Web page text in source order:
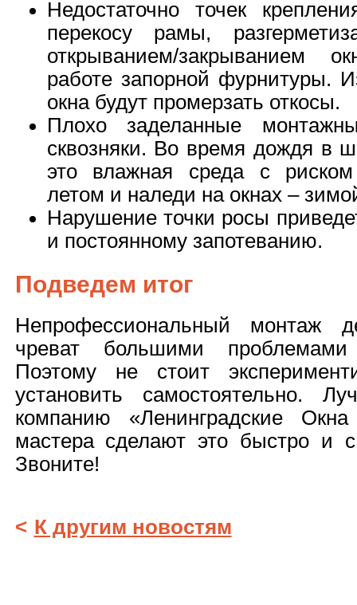
Недостаточно точек
перекосу рамы,
открыванием/закрыванием
работе запорной фурнитуры.
окна будут промерзать откосы.
Плохо заделанные
сквозняки. Во время дождя в
это влажная среда с
летом и наледи на окнах –
Нарушение точки росы
и постоянному запотеванию.
Подведем итог
Непрофессиональный монтаж
чреват большими проблемами
Поэтому не стоит
установить самостоятельно.
компанию «Ленинградские
мастера сделают это быстро и с
Звоните!
< К другим новостям